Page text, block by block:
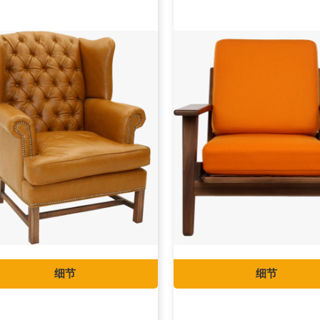
细节 细节